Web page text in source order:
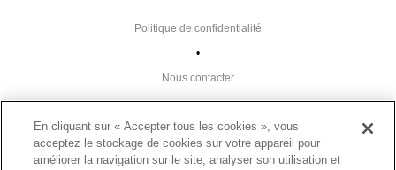
Liens utiles
•
Nous contacter
•
Politique de confidentialité
En cliquant sur « Accepter tous les cookies », vous
acceptez le stockage de cookies sur votre appareil pour
améliorer la navigation sur le site, analyser son utilisation et